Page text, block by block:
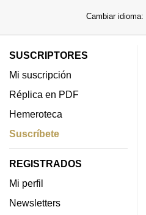
Cambiar idioma:
SUSCRIPTORES
Mi suscripción
Réplica en PDF
Hemeroteca
Suscríbete
REGISTRADOS
Mi perfil
Newsletters